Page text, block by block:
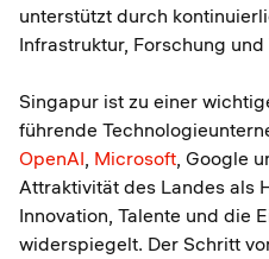
unterstützt durch
Infrastruktur, Forschung
Singapur ist zu einer
führende
OpenAI, Microsoft, Google
Attraktivität des Landes als
Innovation, Talente und die
widerspiegelt. Der Schritt